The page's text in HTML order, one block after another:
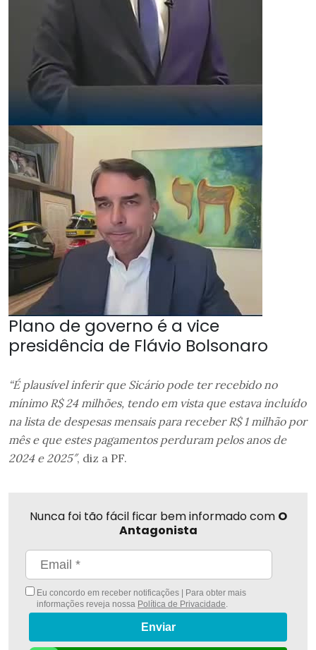
Plano de governo é a vice
presidência de Flávio Bolsonaro
“É plausível inferir que Sicário pode ter recebido no
mínimo R$ 24 milhões, tendo em vista que estava incluído
na lista de despesas mensais para receber R$ 1 milhão por
mês e que estes pagamentos perduram pelos anos de
2024 e 2025″, diz a PF.
Nunca foi tão fácil ficar bem informado com O
Antagonista
Eu concordo em receber notificações | Para obter mais
informações reveja nossa Política de Privacidade.
Enviar